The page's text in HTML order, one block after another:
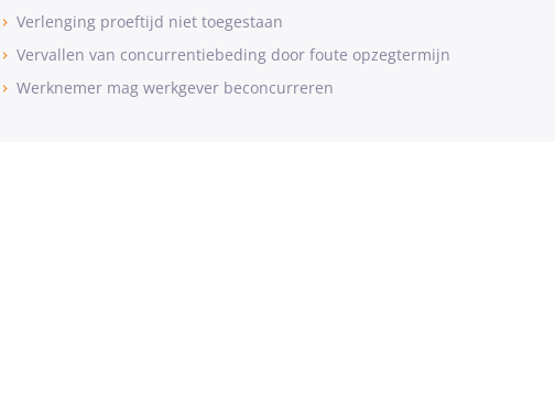
Verlenging proeftijd niet toegestaan
Vervallen van concurrentiebeding door foute opzegtermijn
Werknemer mag werkgever beconcurreren